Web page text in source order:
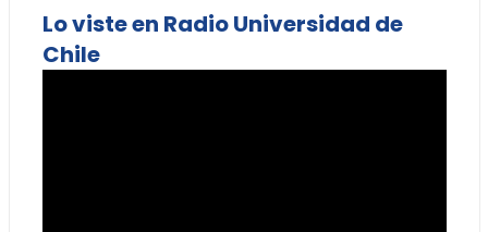
Lo viste en Radio Universidad de
Chile